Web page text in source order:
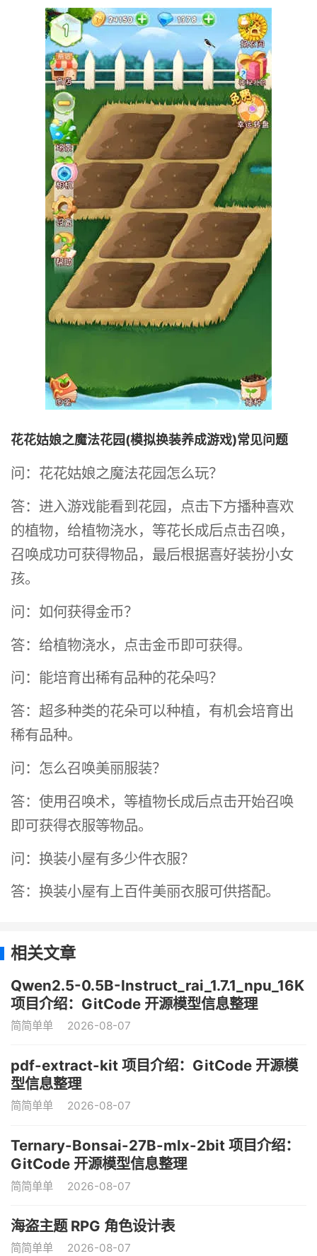
花花姑娘之魔法花园(模拟换装养成游戏)常见问题
问：花花姑娘之魔法花园怎么玩？
答：进入游戏能看到花园，点击下方播种喜欢
的植物，给植物浇水，等花长成后点击召唤，
召唤成功可获得物品，最后根据喜好装扮小女
孩。
问：如何获得金币？
答：给植物浇水，点击金币即可获得。
问：能培育出稀有品种的花朵吗？
答：超多种类的花朵可以种植，有机会培育出
稀有品种。
问：怎么召唤美丽服装？
答：使用召唤术，等植物长成后点击开始召唤
即可获得衣服等物品。
问：换装小屋有多少件衣服？
答：换装小屋有上百件美丽衣服可供搭配。
相关文章
Qwen2.5-0.5B-Instruct_rai_1.7.1_npu_16K
项目介绍：GitCode 开源模型信息整理
简简单单 2026-08-07
pdf-extract-kit 项目介绍：GitCode 开源模
型信息整理
简简单单 2026-08-07
Ternary-Bonsai-27B-mlx-2bit 项目介绍：
GitCode 开源模型信息整理
简简单单 2026-08-07
海盗主题 RPG 角色设计表
简简单单 2026-08-07